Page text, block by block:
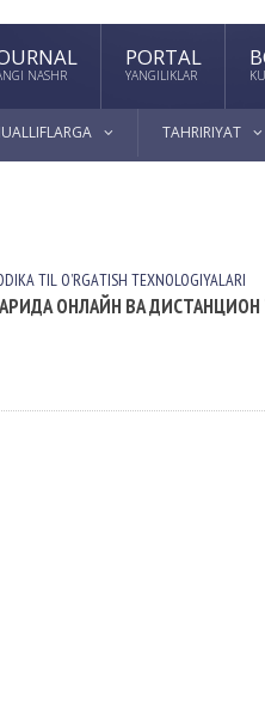
NASHR
PORTAL
YANGILIKLAR
TAHRIRIYAT
TIL OʼRGАTISH TEXNOLOGIYALАRI
ОНЛАЙН ВА